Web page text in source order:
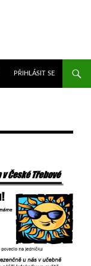
PŘIHLÁSIT SE